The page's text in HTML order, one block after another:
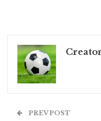
PREV POST